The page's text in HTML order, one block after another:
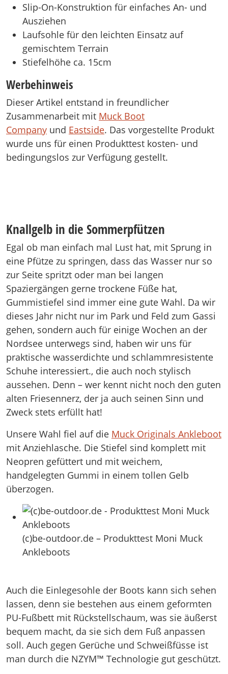
Slip-On-Konstruktion für einfaches An- und
Ausziehen
Laufsohle für den leichten Einsatz auf
gemischtem Terrain
Stiefelhöhe ca. 15cm
Werbehinweis
Dieser Artikel entstand in freundlicher
Zusammenarbeit mit Muck Boot
Company und Eastside. Das vorgestellte Produkt
wurde uns für einen Produkttest kosten- und
bedingungslos zur Verfügung gestellt.
Knallgelb in die Sommerpfützen
Egal ob man einfach mal Lust hat, mit Sprung in
eine Pfütze zu springen, dass das Wasser nur so
zur Seite spritzt oder man bei langen
Spaziergängen gerne trockene Füße hat,
Gummistiefel sind immer eine gute Wahl. Da wir
dieses Jahr nicht nur im Park und Feld zum Gassi
gehen, sondern auch für einige Wochen an der
Nordsee unterwegs sind, haben wir uns für
praktische wasserdichte und schlammresistente
Schuhe interessiert., die auch noch stylisch
aussehen. Denn – wer kennt nicht noch den guten
alten Friesennerz, der ja auch seinen Sinn und
Zweck stets erfüllt hat!
Unsere Wahl fiel auf die Muck Originals Ankleboot
mit Anziehlasche. Die Stiefel sind komplett mit
Neopren gefüttert und mit weichem,
handgelegten Gummi in einem tollen Gelb
überzogen.
(c)be-outdoor.de – Produkttest Moni Muck
Ankleboots
Auch die Einlegesohle der Boots kann sich sehen
lassen, denn sie bestehen aus einem geformten
PU-Fußbett mit Rückstellschaum, was sie äußerst
bequem macht, da sie sich dem Fuß anpassen
soll. Auch gegen Gerüche und Schweißfüsse ist
man durch die NZYM™ Technologie gut geschützt.